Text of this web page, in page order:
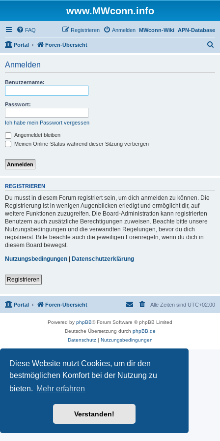
Diese Website nutzt Cookies, um dir den
bestmöglichen Komfort bei der Nutzung zu
bieten. Mehr erfahren
Verstanden!
www.MWconn.info
FAQ APN-Database
MWconn-Wiki
Anmelden
Registrieren
Portal Foren-Übersicht
Anmelden
Benutzername:
Passwort:
Ich habe mein Passwort vergessen
Angemeldet bleiben
Meinen Online-Status während dieser Sitzung verbergen
REGISTRIEREN
Du musst in diesem Forum registriert sein, um dich anmelden zu können. Die
Registrierung ist in wenigen Augenblicken erledigt und ermöglicht dir, auf
weitere Funktionen zuzugreifen. Die Board-Administration kann registrierten
Benutzern auch zusätzliche Berechtigungen zuweisen. Beachte bitte unsere
Nutzungsbedingungen und die verwandten Regelungen, bevor du dich
registrierst. Bitte beachte auch die jeweiligen Forenregeln, wenn du dich in
diesem Board bewegst.
Nutzungsbedingungen | Datenschutzerklärung
Registrieren
Portal Foren-Übersicht Alle Zeiten sind UTC+02:00
Powered by phpBB® Forum Software © phpBB Limited
Deutsche Übersetzung durch phpBB.de
Datenschutz| Nutzungsbedingungen